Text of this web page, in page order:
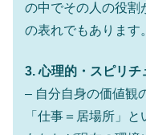
の中でその人の役割
の表れでもあります。
3. 心理的・スピリチ
– 自分自身の価値観
「仕事＝居場所」